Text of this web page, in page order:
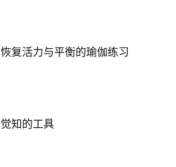
恢复活力与平衡的瑜伽练习
觉知的工具